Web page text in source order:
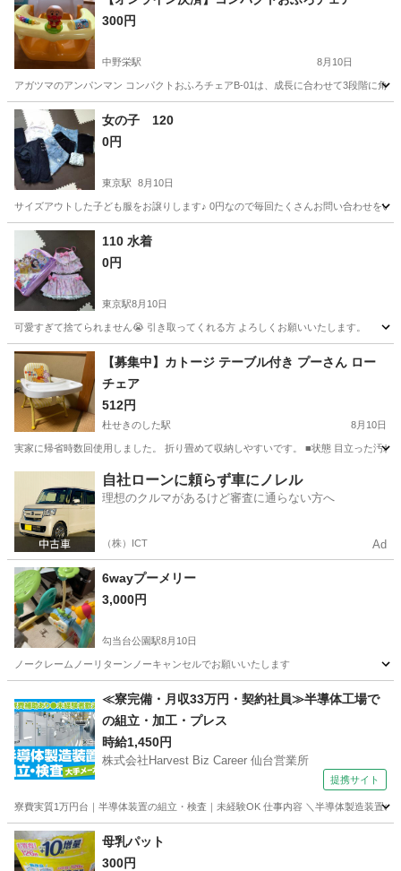
300円
中野栄駅 8月10日
アガツマのアンパンマン コンパクトおふろチェアB-01は、成長に合わせて3段階に角
宮城 多賀城市 中野栄駅
女の子 120
0円
東京駅 8月10日
サイズアウトした子ども服をお譲りします♪ 0円なので毎回たくさんお問い合わせを
宮城 富谷市 東京駅
110 水着
0円
東京駅8月10日
可愛すぎて捨てられません😭 引き取ってくれる方 よろしくお願いいたします。
宮城 富谷市 東京駅 キッズ用品
【募集中】カトージ テーブル付き プーさん ロー
チェア
512円
杜せきのした駅 8月10日
実家に帰省時数回使用しました。 折り畳めて収納しやすいです。 ■状態 目立った汚
杜せきのした駅 キッズ用品
自社ローンに頼らず車にノレル
理想のクルマがあるけど審査に通らない方へ
（株）ICT Ad
6wayプーメリー
3,000円
勾当台公園駅8月10日
ノークレームノーリターンノーキャンセルでお願いいたします
勾当台公園駅 ベビー用品
≪寮完備・月収33万円・契約社員≫半導体工場で
の組立・加工・プレス
時給1,450円
株式会社Harvest Biz Career 仙台営業所
提携サイト
寮費実質1万円台｜半導体装置の組立・検査｜未経験OK 仕事内容 ＼半導体製造装置
宮城 その他
母乳パット
300円